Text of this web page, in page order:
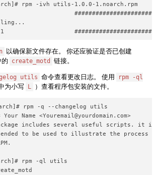
rpm -ivh utils-1.0.0-1.noarch.rpm
以确保新文件存在。 你还应验证是否已创建
create_motd
链接。
utils 命令查看更改日志。 使用
rpm -ql
为小写 L ）查看程序包安装的文件。
rpm -q --changelog utils
Your Name <Youremail@yourdomain.com>
includes several useful scripts. it is
to be used to illustrate the process
rpm -ql utils